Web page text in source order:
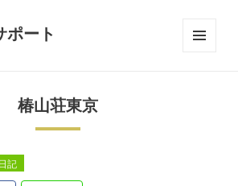
ポート
椿山荘東京
記